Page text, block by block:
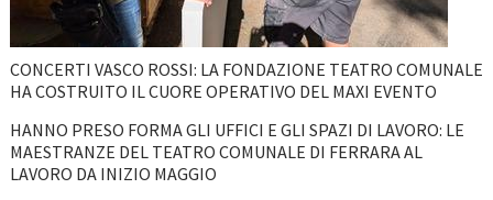
CONCERTI VASCO ROSSI: LA FONDAZIONE TEATRO COMUNALE
HA COSTRUITO IL CUORE OPERATIVO DEL MAXI EVENTO
HANNO PRESO FORMA GLI UFFICI E GLI SPAZI DI LAVORO: LE
MAESTRANZE DEL TEATRO COMUNALE DI FERRARA AL
LAVORO DA INIZIO MAGGIO